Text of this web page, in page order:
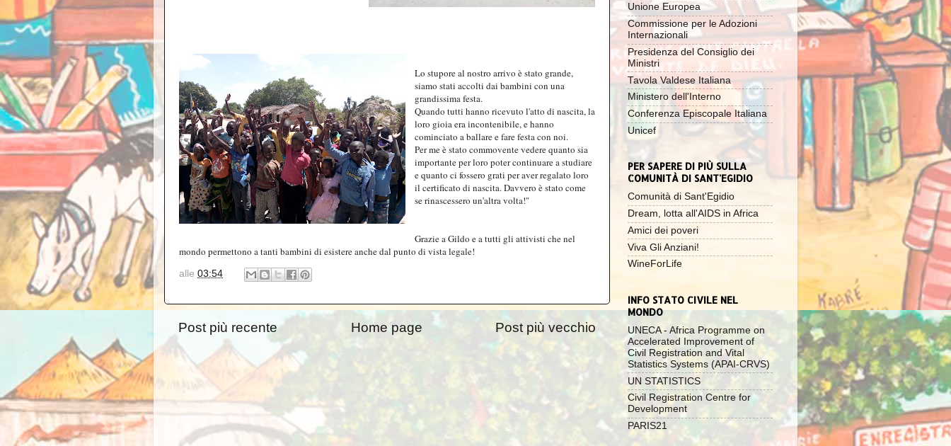
Lo stupore al nostro arrivo è stato grande,
siamo stati accolti dai bambini con una
grandissima festa.
Quando tutti hanno ricevuto l'atto di nascita, la
loro gioia era incontenibile, e hanno
cominciato a ballare e fare festa con noi.
Per me è stato commovente vedere quanto sia
importante per loro poter continuare a studiare
e quanto ci fossero grati per aver regalato loro
il certificato di nascita. Davvero è stato come
se rinascessero un'altra volta!"
Grazie a Gildo e a tutti gli attivisti che nel
mondo permettono a tanti bambini di esistere anche dal punto di vista legale!
alle 03:54
Post più recente Post più vecchio
Home page
Unione Europea
Commissione per le Adozioni
Internazionali
Presidenza del Consiglio dei
Ministri
Tavola Valdese Italiana
Ministero dell'Interno
Conferenza Episcopale Italiana
Unicef
PER SAPERE DI PIÙ SULLA
COMUNITÀ DI SANT'EGIDIO
Comunità di Sant'Egidio
Dream, lotta all'AIDS in Africa
Amici dei poveri
Viva Gli Anziani!
WineForLife
INFO STATO CIVILE NEL
MONDO
UNECA - Africa Programme on
Accelerated Improvement of
Civil Registration and Vital
Statistics Systems (APAI-CRVS)
UN STATISTICS
Civil Registration Centre for
Development
PARIS21